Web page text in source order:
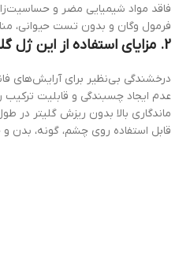
فاقد مواد شیمیایی مضر و
فرمول وگان و بدون تست حیوانی،
2. مزایای استفاده از این ژل گلیتری
درخشندگی بی‌نظیر برای آرایش‌های
عدم ایجاد چسبندگی و قابلیت ترکیب
ماندگاری بالا بدون ریزش گلیتر در
قابل استفاده روی چشم، گونه، بدن